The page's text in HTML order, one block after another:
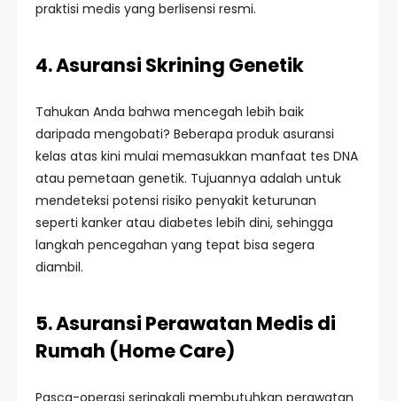
praktisi medis yang berlisensi resmi.
4. Asuransi Skrining Genetik
Tahukan Anda bahwa mencegah lebih baik
daripada mengobati? Beberapa produk asuransi
kelas atas kini mulai memasukkan manfaat tes DNA
atau pemetaan genetik. Tujuannya adalah untuk
mendeteksi potensi risiko penyakit keturunan
seperti kanker atau diabetes lebih dini, sehingga
langkah pencegahan yang tepat bisa segera
diambil.
5. Asuransi Perawatan Medis di
Rumah (Home Care)
Pasca-operasi seringkali membutuhkan perawatan